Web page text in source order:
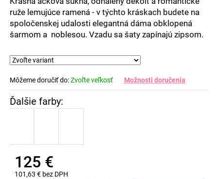
ruže lemujúce ramená - v týchto kráskach budete na
spoločenskej udalosti elegantná dáma obklopená
šarmom a noblesou. Vzadu sa šaty zapínajú zipsom.
Môžeme doručiť do:Zvoľte veľkosť Možnosti doručenia
125 €
101,63 € bez DPH